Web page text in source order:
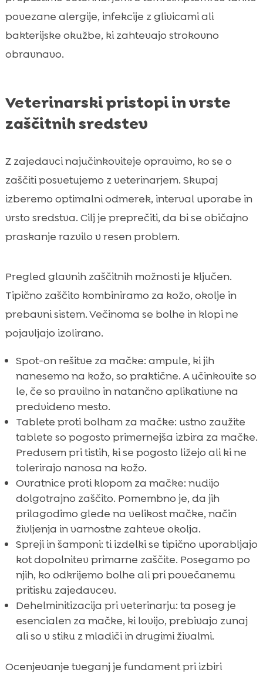
povezane alergije, infekcije z glivicami ali
bakterijske okužbe, ki zahtevajo strokovno
obravnavo.
Veterinarski pristopi in vrste
zaščitnih sredstev
Z zajedavci najučinkoviteje opravimo, ko se o
zaščiti posvetujemo z veterinarjem. Skupaj
izberemo optimalni odmerek, interval uporabe in
vrsto sredstva. Cilj je preprečiti, da bi se običajno
praskanje razvilo v resen problem.
Pregled glavnih zaščitnih možnosti je ključen.
Tipično zaščito kombiniramo za kožo, okolje in
prebavni sistem. Večinoma se bolhe in klopi ne
pojavljajo izolirano.
Spot-on rešitve za mačke: ampule, ki jih
nanesemo na kožo, so praktične. A učinkovite so
le, če so pravilno in natančno aplikativne na
predvideno mesto.
Tablete proti bolham za mačke: ustno zaužite
tablete so pogosto primernejša izbira za mačke.
Predvsem pri tistih, ki se pogosto ližejo ali ki ne
tolerirajo nanosa na kožo.
Ovratnice proti klopom za mačke: nudijo
dolgotrajno zaščito. Pomembno je, da jih
prilagodimo glede na velikost mačke, način
življenja in varnostne zahteve okolja.
Spreji in šamponi: ti izdelki se tipično uporabljajo
kot dopolnitev primarne zaščite. Posegamo po
njih, ko odkrijemo bolhe ali pri povečanemu
pritisku zajedavcev.
Dehelminitizacija pri veterinarju: ta poseg je
esencialen za mačke, ki lovijo, prebivajo zunaj
ali so v stiku z mladiči in drugimi živalmi.
Ocenjevanje tveganj je fundament pri izbiri